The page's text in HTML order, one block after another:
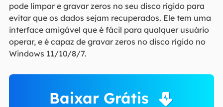
pode limpar e gravar zeros no seu disco rígido para
evitar que os dados sejam recuperados. Ele tem uma
interface amigável que é fácil para qualquer usuário
operar, e é capaz de gravar zeros no disco rígido no
Windows 11/10/8/7.
Baixar Grátis